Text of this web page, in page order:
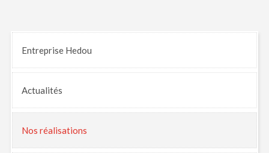
Entreprise Hedou
Actualités
Nos réalisations